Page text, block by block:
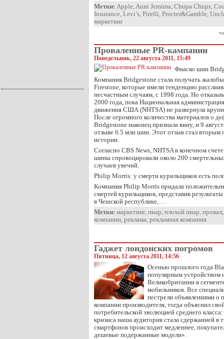
Метки: Apple,Aunt Jemima, Chupa Chups,
Insurance, Levi’s, Pirelli, Procter&Gamble,
маркетинг
Проваленные PR-кампании
Понедельник, 22 августа 2011, 15:49
Фиаско шин
Компания Bridgestone стала получать
Firestone, которые имели тенденцию
несчастным случаям, с 1998 года. Но
2000 года, пока Национальная
движения США (NHTSA) не развернула
После огромного количества материалов о
Bridgestone наконец признала вину, и 9
отзыве 6.5 млн шин. Этот отзыв стал вторым
истории.
Согласно CBS News, NHTSA в конечном
шины спровоцировали около 200
случаев увечий.
Philip Morris: у смерти курильщиков есть
Компания Philip Morris придала
смертей курильщиков, представив
в Чешской республике, …
Метки: маркетинг, пиар, плохой пиар, провал
компании, реклама, рекламная компания
Гаджет лондонских погромов
Пятница, 12 августа 2011, 14:56
Осенью прошлого года
популярным устройством
Великобритании в
мобильников. Все
пестрели объявлениями
компании производителя, тогда объяснил
потребительской эволюцией среднего
кризиса наша аудитория стала сдержанней в
смартфонов происходит медленнее,
дешевые подержанные модели».